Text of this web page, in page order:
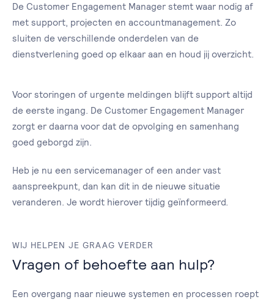
De Customer Engagement Manager stemt waar nodig af
met support, projecten en accountmanagement. Zo
sluiten de verschillende onderdelen van de
dienstverlening goed op elkaar aan en houd jij overzicht.
Voor storingen of urgente meldingen blijft support altijd
de eerste ingang. De Customer Engagement Manager
zorgt er daarna voor dat de opvolging en samenhang
goed geborgd zijn.
Heb je nu een servicemanager of een ander vast
aanspreekpunt, dan kan dit in de nieuwe situatie
veranderen. Je wordt hierover tijdig geïnformeerd.
WIJ HELPEN JE GRAAG VERDER
Vragen of behoefte aan hulp?
Een overgang naar nieuwe systemen en processen roept